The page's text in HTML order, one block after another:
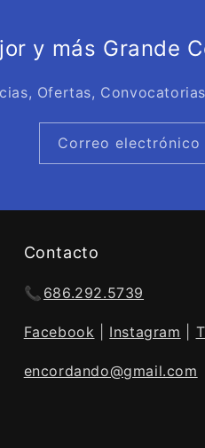
y más Grande
Ofertas,
Correo electrónico
Contacto
📞 686.292.5739
Facebook Instagram
encordando@gmail.com